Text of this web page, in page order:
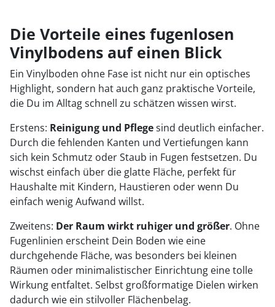
Die Vorteile eines fugenlosen
Vinylbodens auf einen Blick
Ein Vinylboden ohne Fase ist nicht nur ein optisches
Highlight, sondern hat auch ganz praktische Vorteile,
die Du im Alltag schnell zu schätzen wissen wirst.
Erstens: Reinigung und Pflegesind deutlich einfacher.
Durch die fehlenden Kanten und Vertiefungen kann
sich kein Schmutz oder Staub in Fugen festsetzen. Du
wischst einfach über die glatte Fläche, perfekt für
Haushalte mit Kindern, Haustieren oder wenn Du
einfach wenig Aufwand willst.
Zweitens: Der Raum wirkt ruhiger und größer. Ohne
Fugenlinien erscheint Dein Boden wie eine
durchgehende Fläche, was besonders bei kleinen
Räumen oder minimalistischer Einrichtung eine tolle
Wirkung entfaltet. Selbst großformatige Dielen wirken
dadurch wie ein stilvoller Flächenbelag.